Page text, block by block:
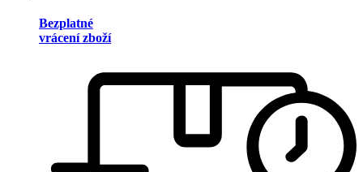
Bezplatné
vrácení zboží